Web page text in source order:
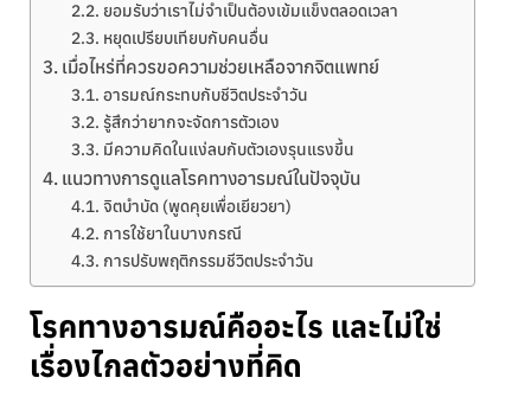
ยอมรับว่าเราไม่จำเป็นต้องเข้มแข็งตลอดเวลา
หยุดเปรียบเทียบกับคนอื่น
เมื่อไหร่ที่ควรขอความช่วยเหลือจากจิตแพทย์
อารมณ์กระทบกับชีวิตประจำวัน
รู้สึกว่ายากจะจัดการตัวเอง
มีความคิดในแง่ลบกับตัวเองรุนแรงขึ้น
แนวทางการดูแลโรคทางอารมณ์ในปัจจุบัน
จิตบำบัด (พูดคุยเพื่อเยียวยา)
การใช้ยาในบางกรณี
การปรับพฤติกรรมชีวิตประจำวัน
โรคทางอารมณ์คืออะไร และไม่ใช่
เรื่องไกลตัวอย่างที่คิด